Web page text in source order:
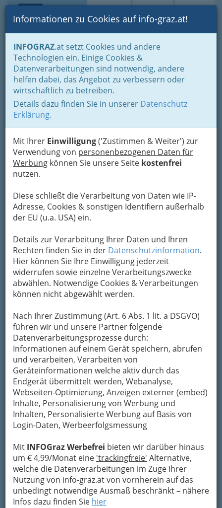
Suche Login Toggle
Informationen zu Cookies auf info-graz.at!
INFOGRAZ.at setzt Cookies und andere
Technologien ein. Einige Cookies &
Datenverarbeitungen sind notwendig, andere
helfen dabei, das Angebot zu verbessern oder
wirtschaftlich zu betreiben.
Details dazu finden Sie in unserer Datenschutz
Erklärung.
Mit Ihrer Einwilligung('Zustimmen & Weiter') zur
Verwendung von personenbezogenen Daten für
Werbung können Sie unsere Seite kostenfrei
nutzen.
Diese schließt die Verarbeitung von Daten wie IP-
Adresse, Cookies & sonstigen Identifiern außerhalb
der EU (u.a. USA) ein.
Details zur Verarbeitung Ihrer Daten und Ihren
Rechten finden Sie in der Datenschutzinformation.
Hier können Sie Ihre Einwilligung jederzeit
widerrufen sowie einzelne Verarbeitungszwecke
abwählen. Notwendige Cookies & Verarbeitungen
können nicht abgewählt werden.
Nach Ihrer Zustimmung (Art. 6 Abs. 1 lit. a DSGVO)
führen wir und unsere Partner folgende
Datenverarbeitungsprozesse durch:
Informationen auf einem Gerät speichern, abrufen
und verarbeiten, Verarbeiten von
Geräteinformationen welche aktiv durch das
Endgerät übermittelt werden, Webanalyse,
Webseiten-Optimierung, Anzeigen externer (embed)
Inhalte, Personalisierung von Werbung und
Inhalten, Personalisierte Werbung auf Basis von
Login-Daten, Werbeerfolgsmessung
Mit INFOGraz Werbefrei bieten wir darüber hinaus
um € 4,99/Monat eine 'trackingfreie' Alternative,
welche die Datenverarbeitungen im Zuge Ihrer
Nutzung von info-graz.at von vornherein auf das
unbedingt notwendige Ausmaß beschränkt – nähere
Infos dazu finden Sie hier
Home Branchen Dienstleistungen Haus & Garten
Haus & Garten
Suche nach Gutscheinen & Rabattcodes – Marke
oder Produkt eingeben
Ohne Aufwand
top-gepflegt
Das eigene Haus und
der Garten sind
Wohlfühloasen und
Stress. Da hat man es gerne richtig gemütlich.
Aberein perfekt gepflegtes Heim fordert
richtig viel Arbeit. Wer kümmert sich schon
gerne um Schneeräumung, Entrümpelung oder
garÜbersiedelungen?
Damit sich der
Arbeitsstress zuhause
nicht fortsetzt, gibt’s
Profis, die Sie bei der
Instandhaltung
aufpeppen wollen, jemand für den Winterdienst
suchen oder in ein neues Zuhause wechseln.
folgenden Helfer räumen, entrümpeln, hegen
und pflegen Haus und Garten als wäre es Ihr
Eigentum.
Aktuelles zum Thema
Sommer in Graz – die besten
Tipps zur Abkühlung im
eigenen Garten
DieSommer in Grazwerden
zunehmend heißer, mit
Temperaturen, die regelmäßig
über die 30 °C-Marke klettern.
Diese Wetterbedingungen stellen